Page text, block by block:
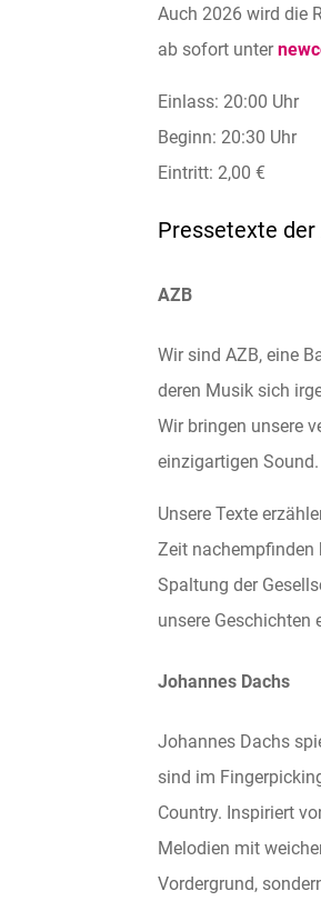
Auch 2026 wird die
ab sofort unter
Einlass: 20:00 Uhr
Beginn: 20:30 Uhr
Eintritt: 2,00 €
Pressetexte
AZB
Wir sind AZB, eine
deren Musik sich
Wir bringen unsere
einzigartigen Sound.
Unsere Texte
Zeit nachempfinden
Spaltung der
unsere Geschichten
Johannes Dachs
Johannes Dachs
sind im
Country. Inspiriert
Melodien mit
Vordergrund,